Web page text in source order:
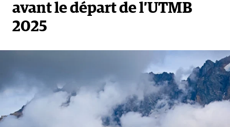
avant le départ de l’UTMB
2025